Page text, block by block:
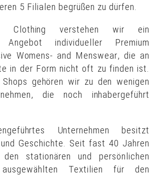
5 Filialen begrüßen zu dürfen.
Clothing verstehen wir ein
Angebot individueller Premium
Womens- and Menswear, die an
in der Form nicht oft zu finden ist.
gehören wir zu den wenigen
die noch inhabergeführt
Unternehmen besitzt
Geschichte. Seit fast 40 Jahren
stationären und persönlichen
Textilien für den